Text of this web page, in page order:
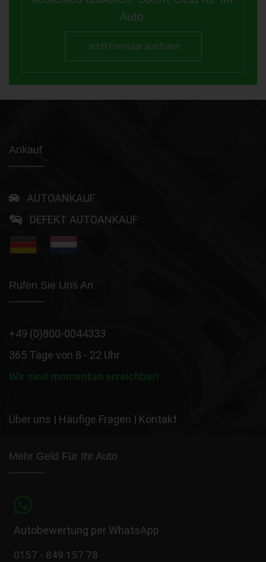
Auto.
Jetzt Formular ausfüllen
Ankauf
AUTOANKAUF
DEFEKT AUTOANKAUF
Rufen Sie Uns An
+49 (0)800-0044333
365 Tage von 8 - 22 Uhr
Wir sind momentan erreichbar!
Über uns | Häufige Fragen | Kontakt
Mehr Geld Für Ihr Auto
Autobewertung per WhatsApp
0157 - 849 157 78